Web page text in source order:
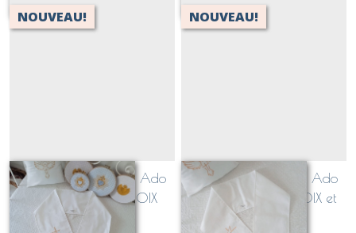
NOUVEAU!
Echarpe de Baptême Ado
Adulte brodée "CROIX
SIMPLE" (personnalisable
À partir de
NOUVEAU!
Echarpe de Baptême Ado
Adulte brodée "CROIX et
COLOMBE épurées"
À partir de